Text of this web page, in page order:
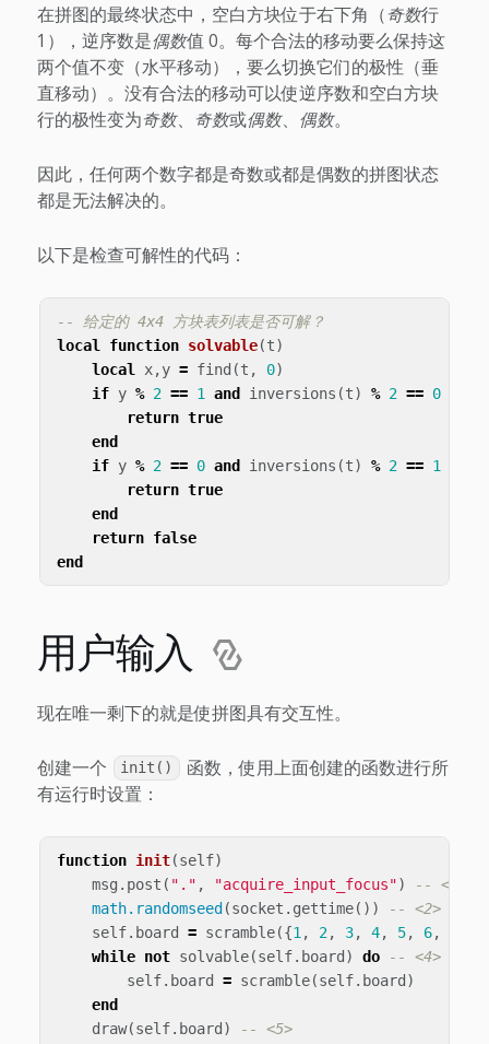
在拼图的最终状态中，空白方块位于右下角（奇数行
1），逆序数是偶数值 0。每个合法的移动要么保持这
两个值不变（水平移动），要么切换它们的极性（垂
直移动）。没有合法的移动可以使逆序数和空白方块
行的极性变为奇数、 奇数或偶数、 偶数。
因此，任何两个数字都是奇数或都是偶数的拼图状态
都是无法解决的。
以下是检查可解性的代码：
-- 给定的 4x4 方块表列表是否可解？
local
function solvable(t)
local
x,y = find (t , 0)
if y % 2 == 1 and inversions (t) % 2 == 0
return true
end
if y % 2 == 0 and inversions (t) % 2 == 1
return true
end
return false
end
用户输入
现在唯一剩下的就是使拼图具有交互性。
创建一个 init()
函数，使用上面创建的函数进行所
有运行时设置：
function init(self)
msg . post ( "." , "acquire_input_focus")
-- <1>
math.randomseed (socket . gettime())
-- <2>
self. board = scramble({1 , 2, 3, 4, 5, 6,
while not solvable(self. board ) do
-- <4>
self. board = scramble(self. board )
end
draw(self. board )
-- <5>